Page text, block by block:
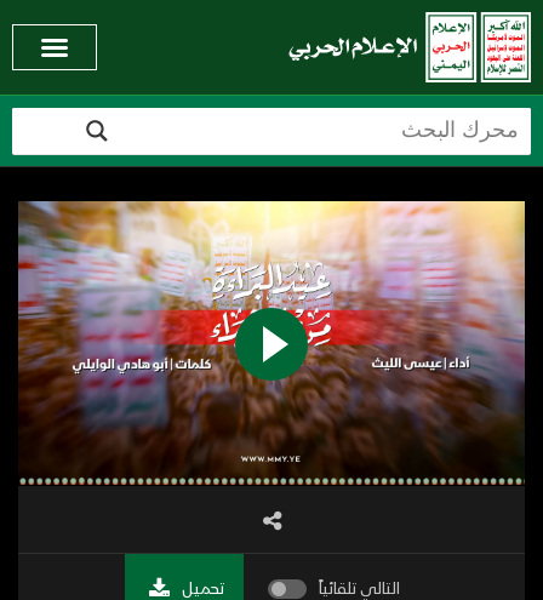
التالي تلقائياً تحميل